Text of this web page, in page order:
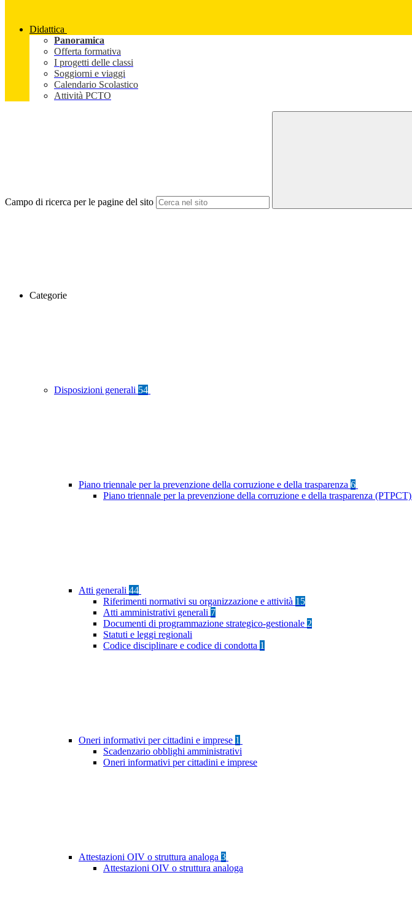
Didattica
Panoramica
Offerta formativa
I progetti delle classi
Soggiorni e viaggi
Calendario Scolastico
Attività PCTO
Campo di ricerca per le pagine del sito
Categorie
Disposizioni generali 54
Piano triennale per la prevenzione della corruzione e della trasparenza 6
Piano triennale per la prevenzione della corruzione e della trasparenza (PTPCT)
Atti generali 44
Riferimenti normativi su organizzazione e attività 15
Atti amministrativi generali 7
Documenti di programmazione strategico-gestionale 2
Statuti e leggi regionali
Codice disciplinare e codice di condotta 1
Oneri informativi per cittadini e imprese 1
Scadenzario obblighi amministrativi
Oneri informativi per cittadini e imprese
Attestazioni OIV o struttura analoga 3
Attestazioni OIV o struttura analoga